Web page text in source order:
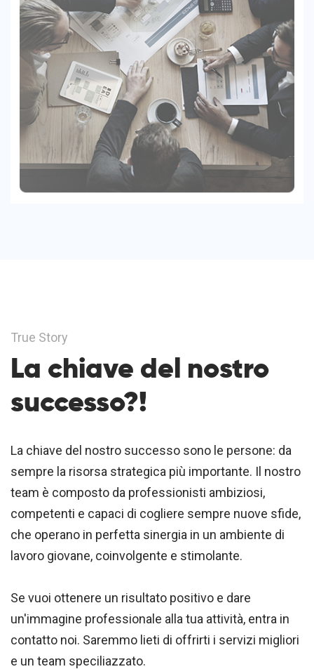
True Story
La chiave del nostro
successo?!
La chiave del nostro successo sono le persone: da
sempre la risorsa strategica più importante. Il nostro
team è composto da professionisti ambiziosi,
competenti e capaci di cogliere sempre nuove sfide,
che operano in perfetta sinergia in un ambiente di
lavoro giovane, coinvolgente e stimolante.
Se vuoi ottenere un risultato positivo e dare
un'immagine professionale alla tua attività, entra in
contatto noi. Saremmo lieti di offrirti i servizi migliori
e un team speciliazzato.